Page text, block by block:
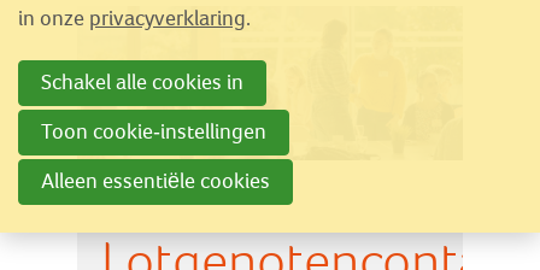
navigatie
naar
hoofdinhoud
Activiteiten
Over Similes
Contact
Lid worden
Vrijwilliger worden
in onze privacyverklaring.
Schakel alle cookies in
Toon cookie-instellingen
Alleen essentiële cookies